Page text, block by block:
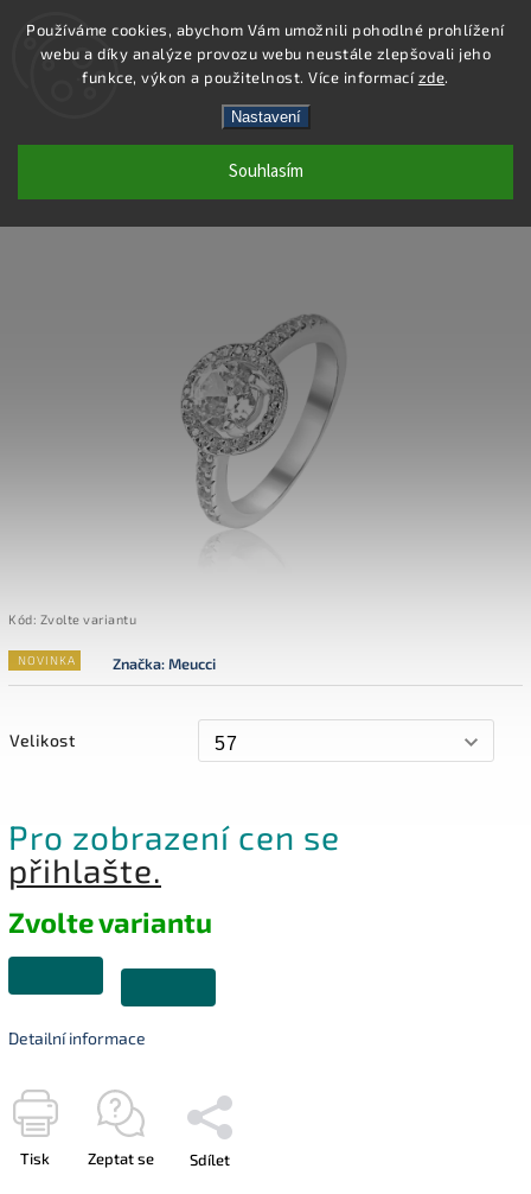
Používáme cookies, abychom Vám umožnili pohodlné prohlížení
webu a díky analýze provozu webu neustále zlepšovali jeho
funkce, výkon a použitelnost. Více informacízde.
Nastavení
Souhlasím
Hledat
SR153 - PRSTEN AG 925/1000
Kód: Zvolte variantu
NOVINKA Značka:Meucci
Velikost
Pro zobrazení cen se
přihlašte.
Zvolte variantu
Detailní informace
Tisk Zeptat se Sdílet